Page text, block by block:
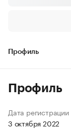
Профиль
Профиль
Дата регистрации
3 октября 2022